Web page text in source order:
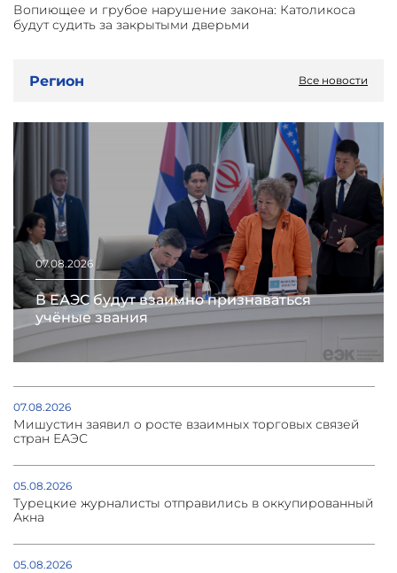
Вопиющее и грубое нарушение закона: Католикоса
будут судить за закрытыми дверьми
Регион Все новости
07.08.2026
В ЕАЭС будут взаимно признаваться
учёные звания
07.08.2026
Мишустин заявил о росте взаимных торговых связей
стран ЕАЭС
05.08.2026
Турецкие журналисты отправились в оккупированный
Акна
05.08.2026